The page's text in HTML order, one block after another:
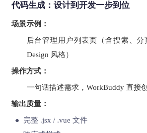
代码生成：设计到开发一步到位
场景示例：
后台管理用户列表页（含搜索、
Design 风格）
操作方式：
一句话描述需求，WorkBuddy 直接
输出质量：
● 完整 .jsx / .vue 文件